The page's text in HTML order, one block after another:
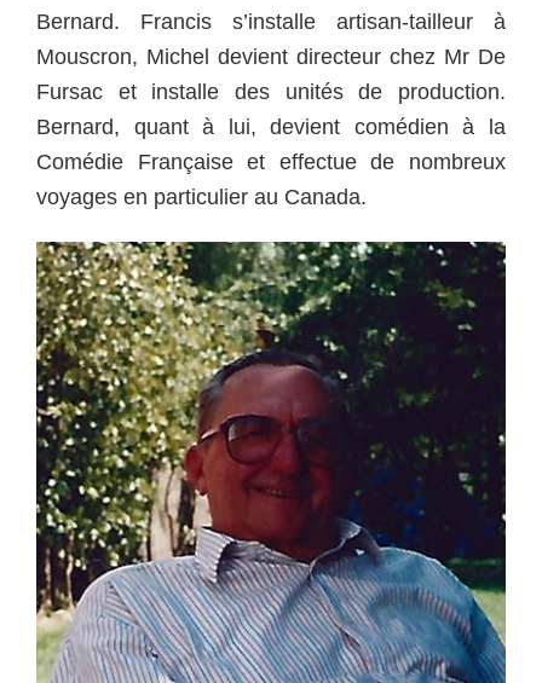
Bernard. Francis s’installe artisan-tailleur à
Mouscron, Michel devient directeur chez Mr De
Fursac et installe des unités de production.
Bernard, quant à lui, devient comédien à la
Comédie Française et effectue de nombreux
voyages en particulier au Canada.